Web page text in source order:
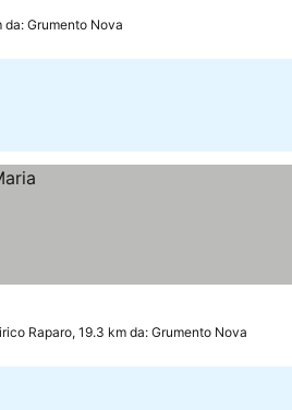
da: Grumento Nova
Raparo, 19.3 km da: Grumento Nova